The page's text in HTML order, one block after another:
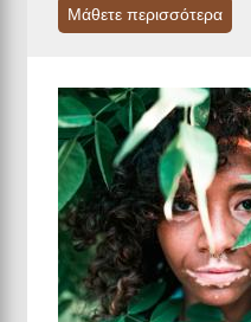
Μάθετε περισσότερα